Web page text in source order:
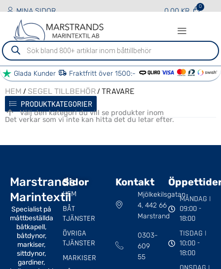
MINA SIDOR 0.00KR
Sök
efter
produkter
Glada Kunder
Fraktfritt över 1500:-
HEM / SEGEL TILLBEHÖR / TRAVARE
PRODUKTKATEGORIER
Välj den kategori du vill se produkter inom
Det verkar som vi inte kan hitta det du letar efter.
Marstrands
Marintextil
Specialist på
måttbeställda
båtkapell,
båtdynor,
markiser,
sittdynor,
gardiner,
Sidor
HEM
BÅT
TJÄNSTER
ÖVRIGA
TJÄNSTER
MARKISER
Kontakt
Mjölkekilsgatan
4, 442 66
Marstrand
0303-
609
55
MÅNDAG |
09:00 -
18:00
TISDAG |
10:00 -
18:00